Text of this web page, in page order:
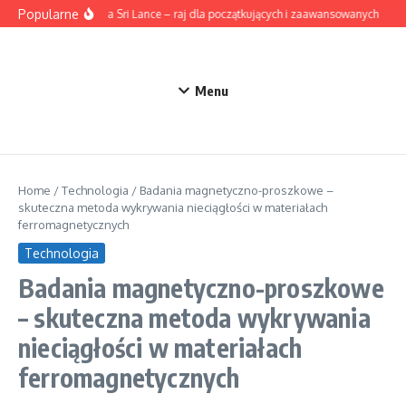
Przejdź do treści
PopularneSurfing na Sri Lance – raj dla początkujących i zaawansowanych
Menu
Home /Technologia / Badania magnetyczno-proszkowe –
skuteczna metoda wykrywania nieciągłości w materiałach
ferromagnetycznych
Technologia
Badania magnetyczno-proszkowe
– skuteczna metoda wykrywania
nieciągłości w materiałach
ferromagnetycznych